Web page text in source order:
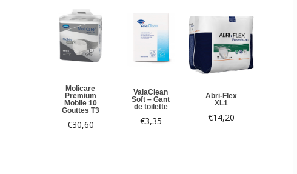
Molicare
Premium
Mobile 10
Gouttes T3
€30,60
ValaClean
Soft – Gant
de toilette
€3,35
Abri-Flex
XL1
€14,20